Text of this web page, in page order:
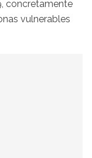
concretamente
vulnerables